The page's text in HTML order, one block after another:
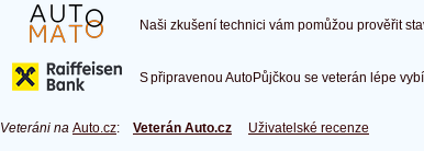
Naši zkušení technici vám pomůžou prověřit
S připravenou AutoPůjčkou se veterán lépe
Veteráni na Auto.cz: Veterán Auto.cz Uživatelské recenze